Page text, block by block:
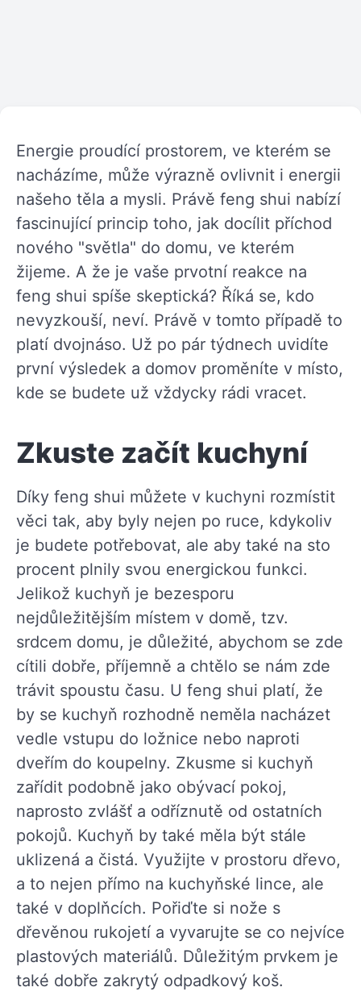
Energie proudící prostorem, ve kterém se
nacházíme, může výrazně ovlivnit i energii
našeho těla a mysli. Právě feng shui nabízí
fascinující princip toho, jak docílit příchod
nového "světla" do domu, ve kterém
žijeme. A že je vaše prvotní reakce na
feng shui spíše skeptická? Říká se, kdo
nevyzkouší, neví. Právě v tomto případě to
platí dvojnáso. Už po pár týdnech uvidíte
první výsledek a domov proměníte v místo,
kde se budete už vždycky rádi vracet.
Zkuste začít kuchyní
Díky feng shui můžete v kuchyni rozmístit
věci tak, aby byly nejen po ruce, kdykoliv
je budete potřebovat, ale aby také na sto
procent plnily svou energickou funkci.
Jelikož kuchyň je bezesporu
nejdůležitějším místem v domě, tzv.
srdcem domu, je důležité, abychom se zde
cítili dobře, příjemně a chtělo se nám zde
trávit spoustu času. U feng shui platí, že
by se kuchyň rozhodně neměla nacházet
vedle vstupu do ložnice nebo naproti
dveřím do koupelny. Zkusme si kuchyň
zařídit podobně jako obývací pokoj,
naprosto zvlášť a odříznutě od ostatních
pokojů. Kuchyň by také měla být stále
uklizená a čistá. Využijte v prostoru dřevo,
a to nejen přímo na kuchyňské lince, ale
také v doplňcích. Pořiďte si nože s
dřevěnou rukojetí a vyvarujte se co nejvíce
plastových materiálů. Důležitým prvkem je
také dobře zakrytý odpadkový koš.